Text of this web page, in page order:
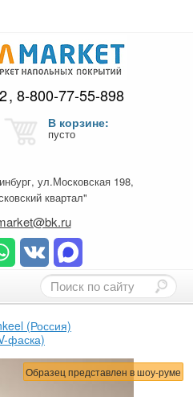
8-800-77-55-898
В корзине:
пусто
ул.Московская 198,
квартал"
(Россия)
фаска)
Образец представлен в шоу-руме